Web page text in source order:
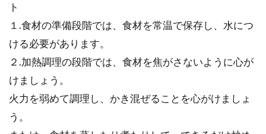
ト
１.食材の準備段階では、食材を常温で保存し、水につ
ける必要があります。
２.加熱調理の段階では、食材を焦がさないように心が
けましょう。
火力を弱めて調理し、かき混ぜることを心がけましょ
う。